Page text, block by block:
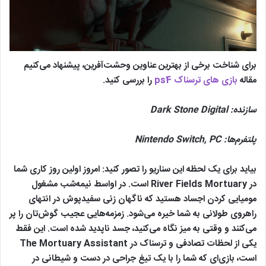
19
Outlast
Red Barrels
20
Remake
Bloober Team
21
Alan Wake 2
Remedy
Entertainment
PS5, PC,
Xbox
Series X
بازی Control
PS5,
برای شناخت برخی از بهترین عناوین وحشت‌آفرین، پیشنهاد می‌کنیم
مقاله بازی های ترسناک ps4
را بررسی کنید.
سازنده:Dark Stone Digital
پلتفرم‌ها:Nintendo Switch, PC
بیاید برای یک لحظه این سناریو را تصور کنید: امروز اولین روز کاری شما
در River Fields Mortuary است. در اواسط نیمه‌شب مشغول
مومیایی کردن اجساد هستید که ناگهان زنی سفیدپوش در انتهای
راهروی طولانی به شما خیره می‌شود. زمزمه‌هایی عجیب گوش‌تان را پر
می‌کنند و وقتی به میز نگاه می‌کنید، جسد ناپدید شده است. این فقط
یکی از لحظات تصادفی و ترسناک در The Mortuary Assistant
است، بازی‌ای که شما را با یک تیغ جراحی در دست و شیطانی در